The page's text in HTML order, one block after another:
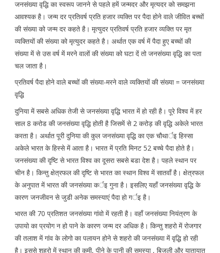
जनसंख्या वृद्धि का स्वरूप जानने से पहले हमें जन्मदर और मृत्यदर को समझना
आवश्यक है। जन्म दर प्रतिवर्ष प्रति हजार व्यक्ति पर पैदा होने वाले जीवित बच्चों
की संख्या को जन्म दर कहते है। मृत्युदर प्रतिवर्ष प्रति हजार व्यक्ति पर मृत
व्यक्तियों की संख्या को मृत्युदर कहते है। अर्थात एक वर्ष में पैदा हुए बच्चों की
संख्या में से उस वर्ष में मरने वालों की संख्या को घटा दें तो जनसंख्या वृद्धि का पता
चल जाता है।
प्रतिवर्ष पैदा होने वाले बच्चों की संख्या-मरने वाले व्यक्तियों की संख्या = जनसंख्या
वृद्धि
दुनिया में सबसे अधिक तेजी से जनसंख्या वृद्धि भारत में हो रही है। पूरे विश्व में हर
साल 8 करोड की जनसंख्या वृद्धि होती है जिसमें से 2 करोड़ की वृद्धि अकेले भारत
करता है। अर्थात पूरी दुनिया की कुल जनसंख्या वृद्धि का एक चौथार्इ हिस्सा
अकेले भारत के हिस्से में आता है। भारत में प्रति मिनट 52 बच्चे पैदा होते है।
जनसंख्या की दृष्टि से भारत विश्व का दूसरा सबसे बडा देश है। पहले स्थान पर
चीन है। किन्तु क्षेत्रफल की दृष्टि से भारत का स्थान विश्व में सातवाँ है। क्षेत्रफल
के अनुपात में भारत की जनसंख्या कर्इ गुना है। इसलिए यहाँ जनसंख्या वृद्धि के
कारण जनजीवन से जुडी अनेक समस्याएं पैदा हो गर्इ है।
भारत की 70 प्रतिशत जनसंख्या गांवो में रहती है। वहाँ जनसंख्या नियंत्रण के
उपायो का प्रयोग न हो पाने के कारण जन्म दर अधिक है। किन्तु शहरो में रोजगार
की तलाश में गांव के लोगो का पलायन होने से शहरो की जनसंख्या में वृद्धि हो रही
है। इससे शहरो में स्थान की कमी, पीने के पानी की समस्या , बिजली और यातायात